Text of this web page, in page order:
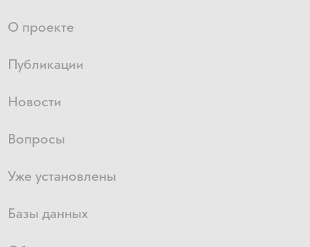
О проекте
Публикации
Новости
Вопросы
Уже установлены
Базы данных